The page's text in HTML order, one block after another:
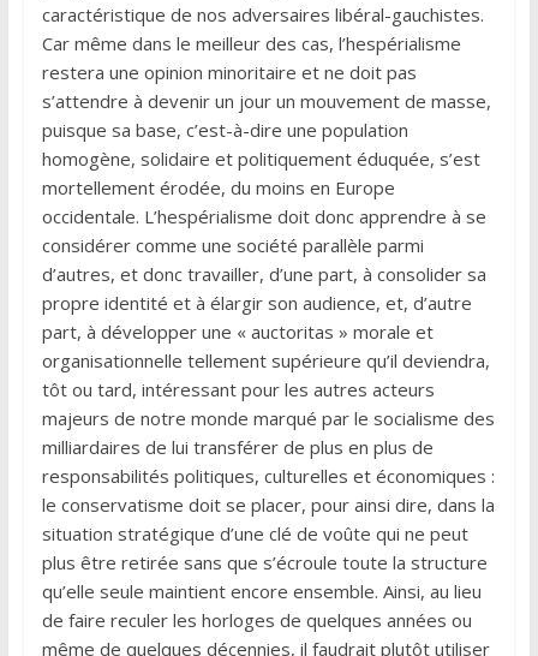
caractéristique de nos adversaires libéral-gauchistes.
Car même dans le meilleur des cas, l’hespérialisme
restera une opinion minoritaire et ne doit pas
s’attendre à devenir un jour un mouvement de masse,
puisque sa base, c’est-à-dire une population
homogène, solidaire et politiquement éduquée, s’est
mortellement érodée, du moins en Europe
occidentale. L’hespérialisme doit donc apprendre à se
considérer comme une société parallèle parmi
d’autres, et donc travailler, d’une part, à consolider sa
propre identité et à élargir son audience, et, d’autre
part, à développer une « auctoritas » morale et
organisationnelle tellement supérieure qu’il deviendra,
tôt ou tard, intéressant pour les autres acteurs
majeurs de notre monde marqué par le socialisme des
milliardaires de lui transférer de plus en plus de
responsabilités politiques, culturelles et économiques :
le conservatisme doit se placer, pour ainsi dire, dans la
situation stratégique d’une clé de voûte qui ne peut
plus être retirée sans que s’écroule toute la structure
qu’elle seule maintient encore ensemble. Ainsi, au lieu
de faire reculer les horloges de quelques années ou
même de quelques décennies, il faudrait plutôt utiliser